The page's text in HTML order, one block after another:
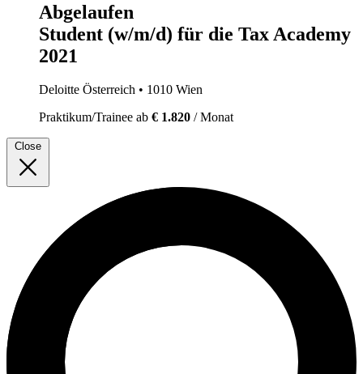
Abgelaufen
Student (w/m/d) für die Tax Academy
2021
Deloitte Österreich • 1010 Wien
Praktikum/Trainee ab € 1.820 / Monat
Close